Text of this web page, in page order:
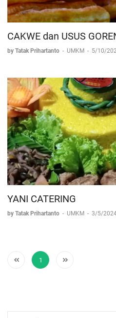
CAKWE dan USUS
by Tatak Prihartanto - UMKM - 5/10/
YANI CATERING
by Tatak Prihartanto - UMKM - 3/5/
1